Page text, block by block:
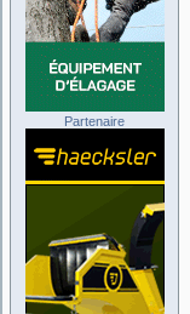
Partenaire